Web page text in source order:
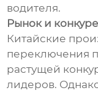
водителя.
Рынок и
Китайские
переключения
растущей
лидеров.